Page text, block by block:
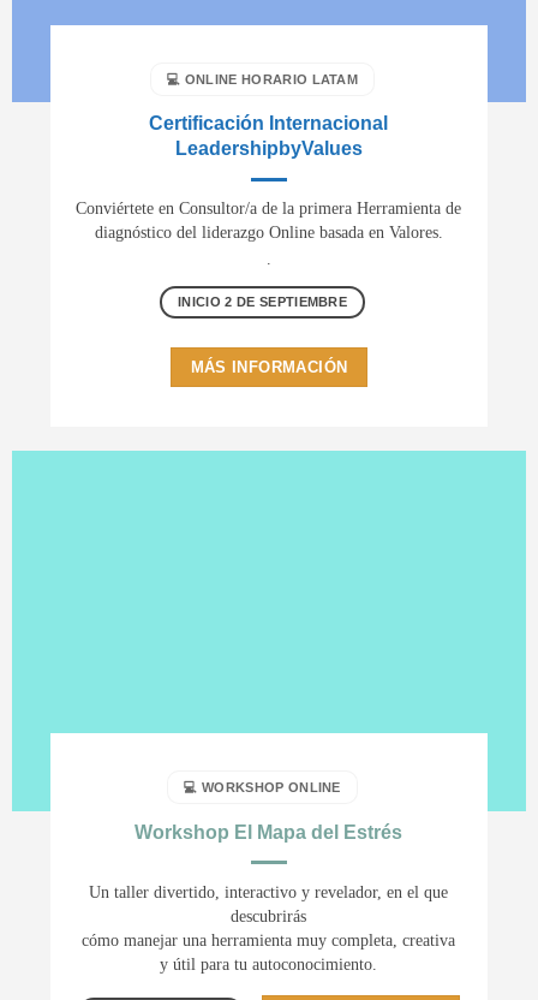
💻 ONLINE HORARIO LATAM
Certificación Internacional
LeadershipbyValues
Conviértete en Consultor/a de la primera Herramienta de
diagnóstico del liderazgo Online basada en Valores.
INICIO 2 DE SEPTIEMBRE
MÁS INFORMACIÓN
💻 WORKSHOP ONLINE
Workshop El Mapa del Estrés
Un taller divertido, interactivo y revelador, en el que
descubrirás
cómo manejar una herramienta muy completa, creativa
y útil para tu autoconocimiento.